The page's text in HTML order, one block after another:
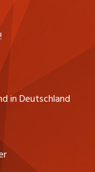
in Deutschland